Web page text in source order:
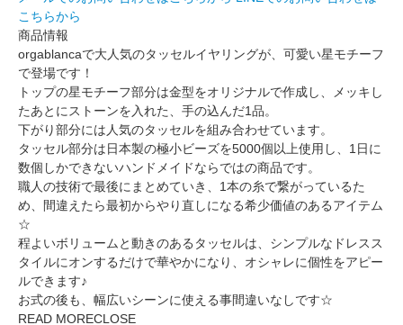
こちらから
商品情報
orgablancaで大人気のタッセルイヤリングが、可愛い星モチーフ
で登場です！
トップの星モチーフ部分は金型をオリジナルで作成し、メッキし
たあとにストーンを入れた、手の込んだ1品。
下がり部分には人気のタッセルを組み合わせています。
タッセル部分は日本製の極小ビーズを5000個以上使用し、1日に
数個しかできないハンドメイドならではの商品です。
職人の技術で最後にまとめていき、1本の糸で繋がっているた
め、間違えたら最初からやり直しになる希少価値のあるアイテム
☆
程よいボリュームと動きのあるタッセルは、シンプルなドレスス
タイルにオンするだけで華やかになり、オシャレに個性をアピー
ルできます♪
お式の後も、幅広いシーンに使える事間違いなしです☆
READ MORECLOSE